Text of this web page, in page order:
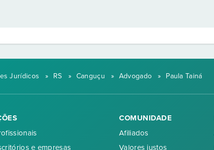
Jurídicos » RS » Canguçu » Advogado » Paula Tainá
e empresas
COMUNIDADE
Afiliados
Valores justos